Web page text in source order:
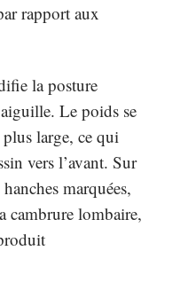
rapport aux
la posture
Le poids se
large, ce qui
vers l’avant. Sur
marquées,
cambrure lombaire,